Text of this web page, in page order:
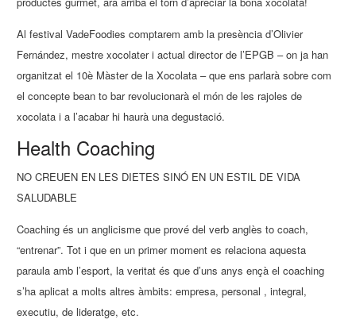
Al festival VadeFoodies comptarem amb la presència d’Olivier
Fernández, mestre xocolater i actual director de l’EPGB – on ja han
organitzat el 10è Màster de la Xocolata – que ens parlarà sobre com
el concepte bean to bar revolucionarà el món de les rajoles de
xocolata i a l’acabar hi haurà una degustació.
Health Coaching
NO CREUEN EN LES DIETES SINÓ EN UN ESTIL DE VIDA
SALUDABLE
Coaching és un anglicisme que prové del verb anglès to coach,
“entrenar”. Tot i que en un primer moment es relaciona aquesta
paraula amb l’esport, la veritat és que d’uns anys ençà el coaching
s’ha aplicat a molts altres àmbits: empresa, personal , integral,
executiu, de lideratge, etc.